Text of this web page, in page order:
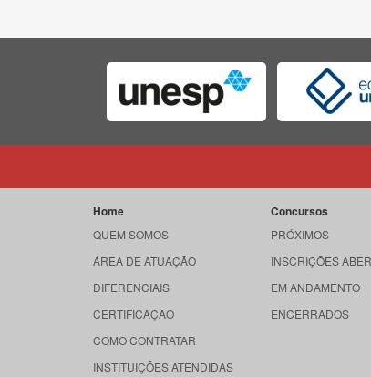
Home
QUEM SOMOS
ÁREA DE ATUAÇÃO
DIFERENCIAIS
CERTIFICAÇÃO
COMO CONTRATAR
INSTITUIÇÕES ATENDIDAS
Concursos
PRÓXIMOS
INSCRIÇÕES
EM ANDAMENTO
ENCERRADOS